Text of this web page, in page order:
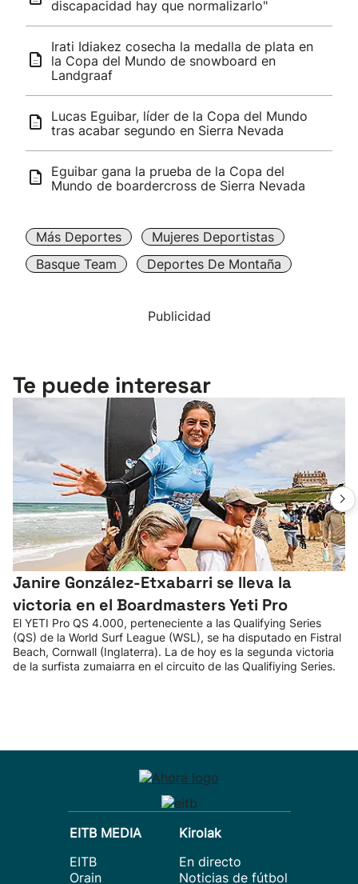
discapacidad hay que normalizarlo"
Irati Idiakez cosecha la medalla de plata en
la Copa del Mundo de snowboard en
Landgraaf
Lucas Eguibar, líder de la Copa del Mundo
tras acabar segundo en Sierra Nevada
Eguibar gana la prueba de la Copa del
Mundo de boardercross de Sierra Nevada
Más Deportes
Mujeres Deportistas
Basque Team
Deportes De Montaña
Publicidad
Te puede interesar
Janire González-Etxabarri se lleva la
victoria en el Boardmasters Yeti Pro
El YETI Pro QS 4.000, perteneciente a las Qualifying Series
(QS) de la World Surf League (WSL), se ha disputado en Fistral
Beach, Cornwall (Inglaterra). La de hoy es la segunda victoria
de la surfista zumaiarra en el circuito de las Qualifiying Series.
EITB MEDIA
EITB
Orain
Kirolak
En directo
Noticias de fútbol